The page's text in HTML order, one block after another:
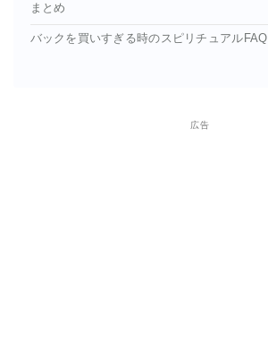
まとめ
バックを買いすぎる時のスピリチュアルFAQ
広告